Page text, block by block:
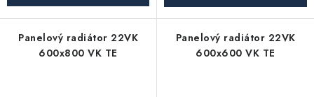
Panelový radiátor 22VK
600x800 VK TE
Panelový radiátor 22VK
600x600 VK TE